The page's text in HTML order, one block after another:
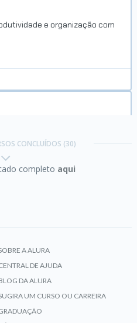
e organização com
CONCLUÍDOS (30)
completo aqui
A ALURA
DE AJUDA
DA ALURA
UM CURSO OU CARREIRA